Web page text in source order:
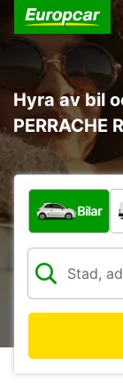
Hyra av bil
PERRACHE
Vilken typ av
Bilar